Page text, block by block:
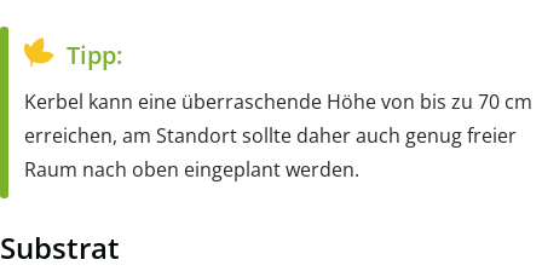
Tipp:
Kerbel kann eine überraschende Höhe von bis zu 70 cm
erreichen, am Standort sollte daher auch genug freier
Raum nach oben eingeplant werden.
Substrat